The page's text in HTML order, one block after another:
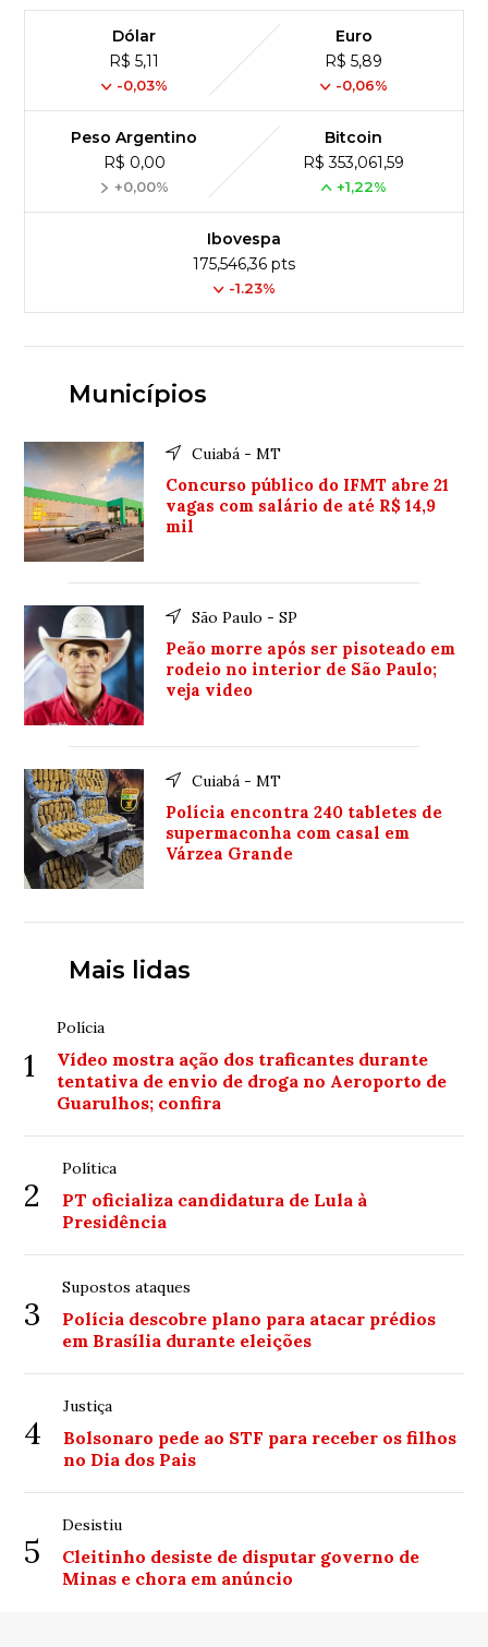
Dólar
R$ 5,11
-0,03%
Euro
R$ 5,89
-0,06%
Peso Argentino
R$ 0,00
+0,00%
Bitcoin
R$ 353,061,59
+1,22%
Ibovespa
175,546,36 pts
-1.23%
Municípios
Cuiabá - MT
Concurso público do IFMT abre 21
vagas com salário de até R$ 14,9
mil
São Paulo - SP
Peão morre após ser pisoteado em
rodeio no interior de São Paulo;
veja video
Cuiabá - MT
Polícia encontra 240 tabletes de
supermaconha com casal em
Várzea Grande
Mais lidas
1
Polícia
Vídeo mostra ação dos traficantes durante
tentativa de envio de droga no Aeroporto de
Guarulhos; confira
2
Política
PT oficializa candidatura de Lula à
Presidência
3
Supostos ataques
Polícia descobre plano para atacar prédios
em Brasília durante eleições
4
Justiça
Bolsonaro pede ao STF para receber os filhos
no Dia dos Pais
5
Desistiu
Cleitinho desiste de disputar governo de
Minas e chora em anúncio